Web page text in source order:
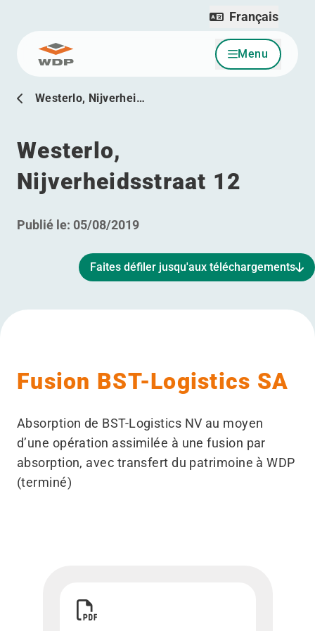
Allez au contenu Menu
Français
Westerlo, Nijverhei…
Westerlo,
Nijverheidsstraat 12
Publié le: 05/08/2019
Faites défiler jusqu'aux téléchargements
Fusion BST-Logistics SA
Absorption de BST-Logistics NV au moyen
d’une opération assimilée à une fusion par
absorption, avec transfert du patrimoine à WDP
(terminé)